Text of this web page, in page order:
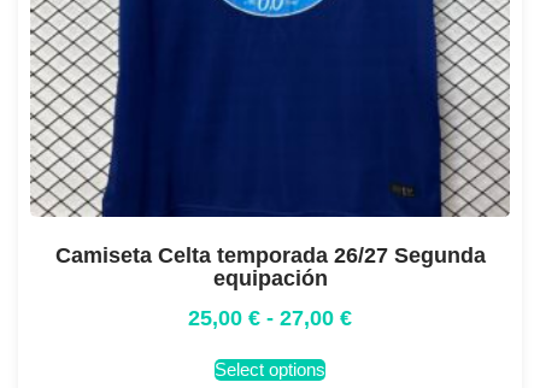
Camiseta Celta temporada 26/27 Segunda
equipación
25,00 € - 27,00 €
Select options